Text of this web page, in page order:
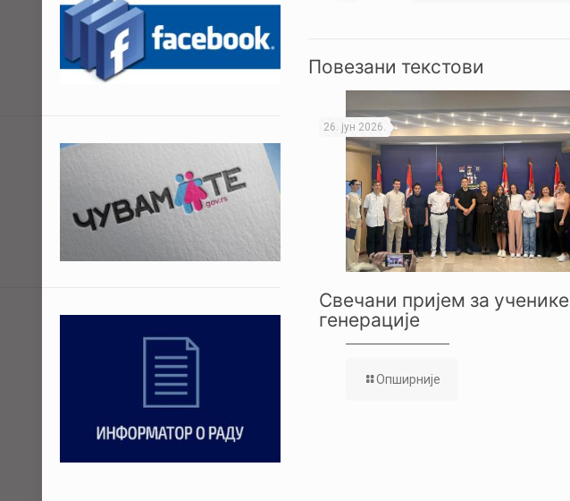
Повезани текстови
26. јун 2026.
Свечани пријем за ученике
генерације
Опширније